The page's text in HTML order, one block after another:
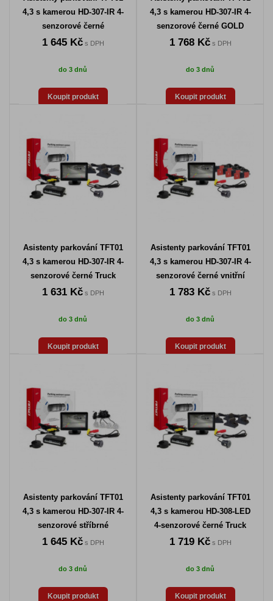
4,3 s kamerou HD-307-IR 4-
senzorové černé
1 645 Kčs DPH
do 3 dnů
Koupit produkt
4,3 s kamerou HD-307-IR 4-
senzorové černé GOLD
1 768 Kčs DPH
do 3 dnů
Koupit produkt
Asistenty parkování TFT01
4,3 s kamerou HD-307-IR 4-
senzorové černé Truck
1 631 Kčs DPH
do 3 dnů
Koupit produkt
Asistenty parkování TFT01
4,3 s kamerou HD-307-IR 4-
senzorové černé vnitřní
1 783 Kčs DPH
do 3 dnů
Koupit produkt
Asistenty parkování TFT01
4,3 s kamerou HD-307-IR 4-
senzorové stříbrné
1 645 Kčs DPH
do 3 dnů
Koupit produkt
Asistenty parkování TFT01
4,3 s kamerou HD-308-LED
4-senzorové černé Truck
1 719 Kčs DPH
do 3 dnů
Koupit produkt